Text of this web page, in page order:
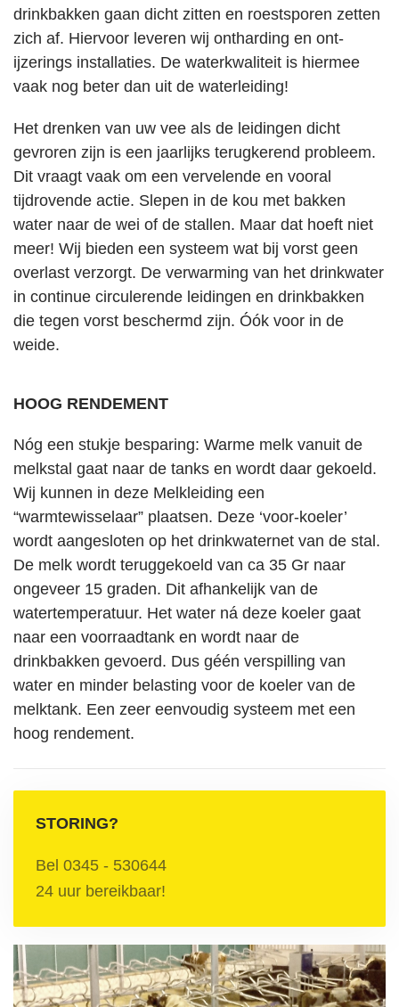
drinkbakken gaan dicht zitten en roestsporen zetten
zich af. Hiervoor leveren wij ontharding en ont-
ijzerings installaties. De waterkwaliteit is hiermee
vaak nog beter dan uit de waterleiding!
Het drenken van uw vee als de leidingen dicht
gevroren zijn is een jaarlijks terugkerend probleem.
Dit vraagt vaak om een vervelende en vooral
tijdrovende actie. Slepen in de kou met bakken
water naar de wei of de stallen. Maar dat hoeft niet
meer! Wij bieden een systeem wat bij vorst geen
overlast verzorgt. De verwarming van het drinkwater
in continue circulerende leidingen en drinkbakken
die tegen vorst beschermd zijn. Óók voor in de
weide.
HOOG RENDEMENT
Nóg een stukje besparing: Warme melk vanuit de
melkstal gaat naar de tanks en wordt daar gekoeld.
Wij kunnen in deze Melkleiding een
“warmtewisselaar” plaatsen. Deze ‘voor-koeler’
wordt aangesloten op het drinkwaternet van de stal.
De melk wordt teruggekoeld van ca 35 Gr naar
ongeveer 15 graden. Dit afhankelijk van de
watertemperatuur. Het water ná deze koeler gaat
naar een voorraadtank en wordt naar de
drinkbakken gevoerd. Dus géén verspilling van
water en minder belasting voor de koeler van de
melktank. Een zeer eenvoudig systeem met een
hoog rendement.
STORING?
Bel 0345 - 530644
24 uur bereikbaar!